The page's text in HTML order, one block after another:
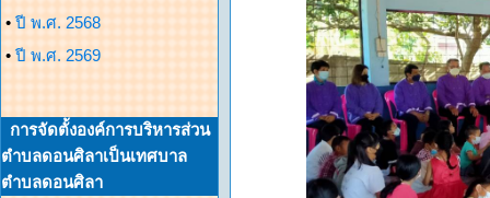
• ปี พ.ศ. 2568
• ปี พ.ศ. 2569
การจัดตั้งองค์การบริหารส่วน
ตำบลดอนศิลาเป็นเทศบาล
ตำบลดอนศิลา